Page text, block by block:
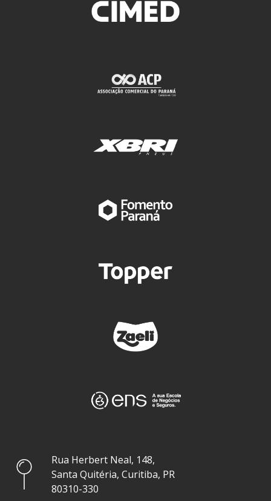
Rua Herbert Neal, 148,
Santa Quitéria, Curitiba, PR
80310-330